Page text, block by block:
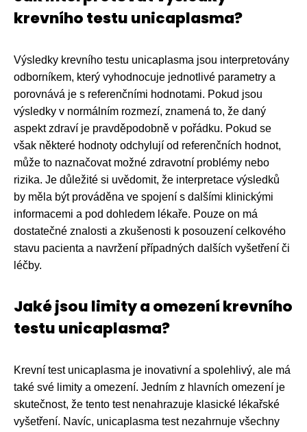
krevního testu unicaplasma?
Výsledky krevního testu unicaplasma jsou interpretovány
odborníkem, který vyhodnocuje jednotlivé parametry a
porovnává je s referenčními hodnotami. Pokud jsou
výsledky v normálním rozmezí, znamená to, že daný
aspekt zdraví je pravděpodobně v pořádku. Pokud se
však některé hodnoty odchylují od referenčních hodnot,
může to naznačovat možné zdravotní problémy nebo
rizika. Je důležité si uvědomit, že interpretace výsledků
by měla být prováděna ve spojení s dalšími klinickými
informacemi a pod dohledem lékaře. Pouze on má
dostatečné znalosti a zkušenosti k posouzení celkového
stavu pacienta a navržení případných dalších vyšetření či
léčby.
Jaké jsou limity a omezení krevního
testu unicaplasma?
Krevní test unicaplasma je inovativní a spolehlivý, ale má
také své limity a omezení. Jedním z hlavních omezení je
skutečnost, že tento test nenahrazuje klasické lékařské
vyšetření. Navíc, unicaplasma test nezahrnuje všechny